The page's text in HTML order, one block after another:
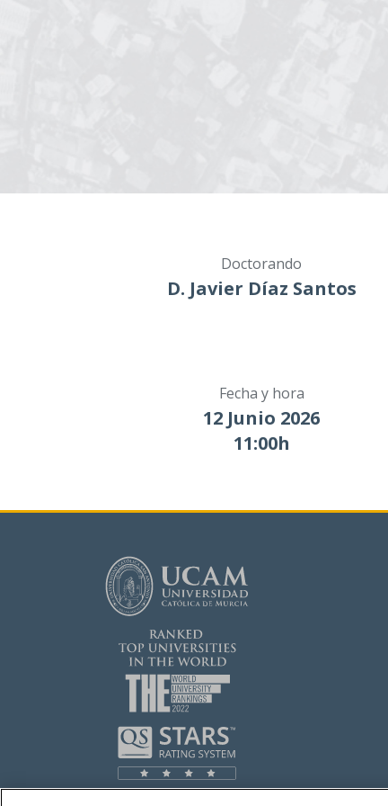
Doctorando
D. Javier Díaz Santos
Fecha y hora
12 Junio 2026
11:00h